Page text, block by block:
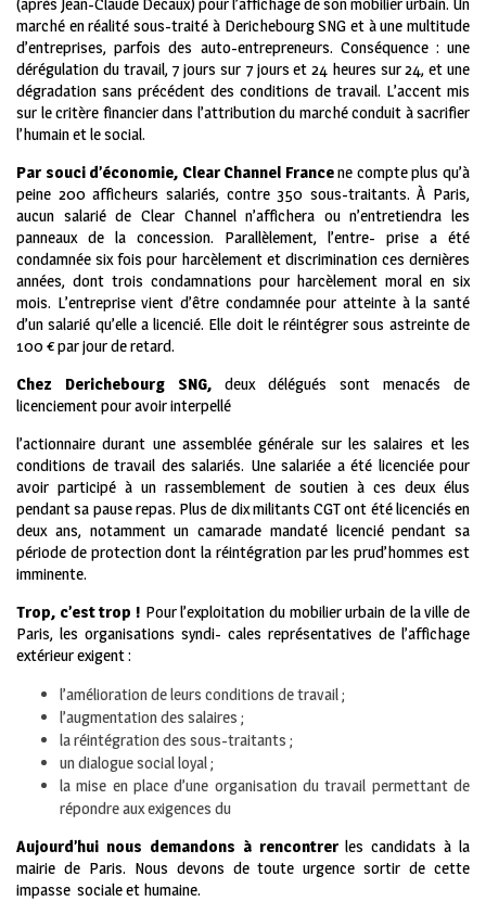
(après Jean-Claude Decaux) pour l’affichage de son mobilier urbain. Un
marché en réalité sous-traité à Derichebourg SNG et à une multitude
d’entreprises, parfois des auto-entrepreneurs. Conséquence : une
dérégulation du travail, 7 jours sur 7 jours et 24 heures sur 24, et une
dégradation sans précédent des conditions de travail. L’accent mis
sur le critère financier dans l’attribution du marché conduit à sacrifier
l’humain et le social.
Par souci d’économie, Clear Channel Francene compte plus qu’à
peine 200 afficheurs salariés, contre 350 sous-traitants. À Paris,
aucun salarié de Clear Channel n’affichera ou n’entretiendra les
panneaux de la concession. Parallèlement, l’entre- prise a été
condamnée six fois pour harcèlement et discrimination ces dernières
années, dont trois condamnations pour harcèlement moral en six
mois. L’entreprise vient d’être condamnée pour atteinte à la santé
d’un salarié qu’elle a licencié. Elle doit le réintégrer sous astreinte de
100 € par jour de retard.
Chez Derichebourg SNG, deux délégués sont menacés de
licenciement pour avoir interpellé
l’actionnaire durant une assemblée générale sur les salaires et les
conditions de travail des salariés. Une salariée a été licenciée pour
avoir participé à un rassemblement de soutien à ces deux élus
pendant sa pause repas. Plus de dix militants CGT ont été licenciés en
deux ans, notamment un camarade mandaté licencié pendant sa
période de protection dont la réintégration par les prud’hommes est
imminente.
Trop, c’est trop ! Pour l’exploitation du mobilier urbain de la ville de
Paris, les organisations syndi- cales représentatives de l’affichage
extérieur exigent :
l’amélioration de leurs conditions de travail ;
l’augmentation des salaires ;
la réintégration des sous-traitants ;
un dialogue social loyal ;
la mise en place d’une organisation du travail permettant de
répondre aux exigences du
Aujourd’hui nous demandons à rencontrerles candidats à la
mairie de Paris. Nous devons de toute urgence sortir de cette
impasse sociale et humaine.